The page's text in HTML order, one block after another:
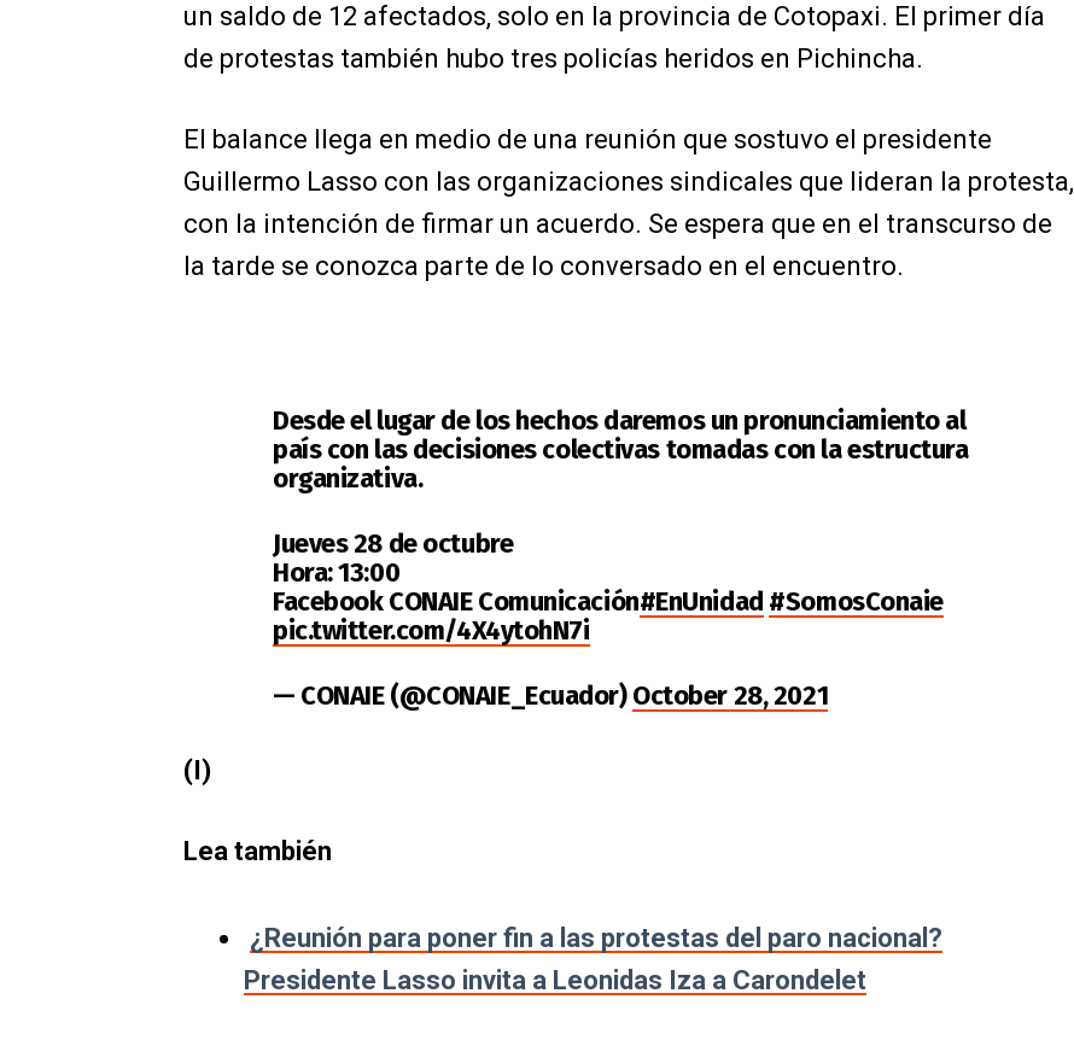
un saldo de 12 afectados, solo en la provincia de Cotopaxi. El primer día
de protestas también hubo tres policías heridos en Pichincha.
El balance llega en medio de una reunión que sostuvo el presidente
Guillermo Lasso con las organizaciones sindicales que lideran la protesta,
con la intención de firmar un acuerdo. Se espera que en el transcurso de
la tarde se conozca parte de lo conversado en el encuentro.
Desde el lugar de los hechos daremos un pronunciamiento al
país con las decisiones colectivas tomadas con la estructura
organizativa.
Jueves 28 de octubre
Hora: 13:00
Facebook CONAIE Comunicación#EnUnidad #SomosConaie
pic.twitter.com/4X4ytohN7i
— CONAIE (@CONAIE_Ecuador)October 28, 2021
(I)
Lea también
¿Reunión para poner fin a las protestas del paro nacional?
Presidente Lasso invita a Leonidas Iza a Carondelet